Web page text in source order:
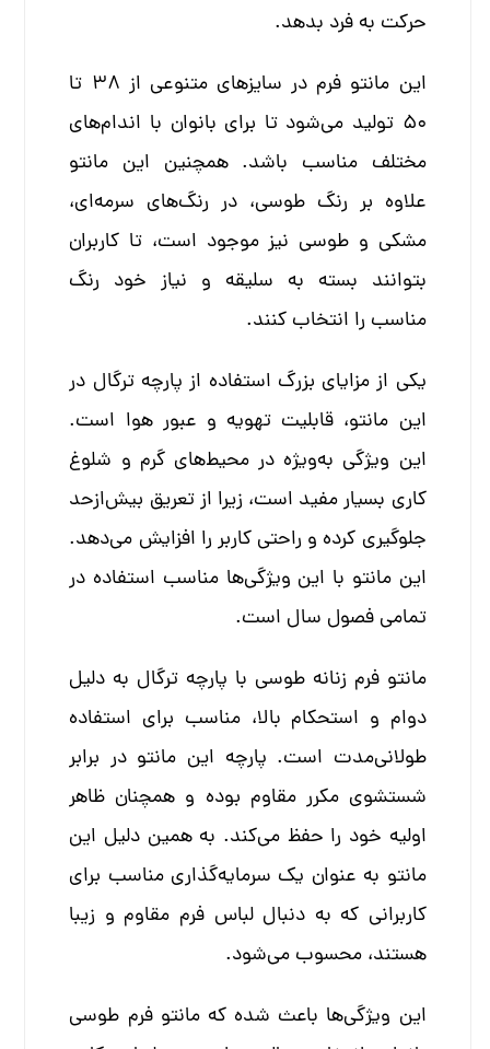
حرکت به فرد بدهد.
این مانتو فرم در سایزهای متنوعی از ۳۸ تا
۵۰ تولید می‌شود تا برای بانوان با اندام‌های
مختلف مناسب باشد. همچنین این مانتو
علاوه بر رنگ طوسی، در رنگ‌های سرمه‌ای،
مشکی و طوسی نیز موجود است، تا کاربران
بتوانند بسته به سلیقه و نیاز خود رنگ
مناسب را انتخاب کنند.
یکی از مزایای بزرگ استفاده از پارچه ترگال در
این مانتو، قابلیت تهویه و عبور هوا است.
این ویژگی به‌ویژه در محیط‌های گرم و شلوغ
کاری بسیار مفید است، زیرا از تعریق بیش‌ازحد
جلوگیری کرده و راحتی کاربر را افزایش می‌دهد.
این مانتو با این ویژگی‌ها مناسب استفاده در
تمامی فصول سال است.
مانتو فرم زنانه طوسی با پارچه ترگال به دلیل
دوام و استحکام بالا، مناسب برای استفاده
طولانی‌مدت است. پارچه این مانتو در برابر
شستشوی مکرر مقاوم بوده و همچنان ظاهر
اولیه خود را حفظ می‌کند. به همین دلیل این
مانتو به عنوان یک سرمایه‌گذاری مناسب برای
کاربرانی که به دنبال لباس فرم مقاوم و زیبا
هستند، محسوب می‌شود.
این ویژگی‌ها باعث شده که مانتو فرم طوسی